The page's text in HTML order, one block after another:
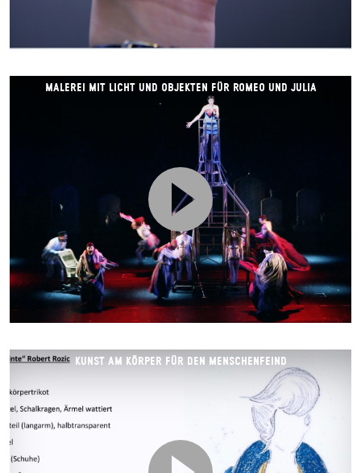
MALEREI MIT LICHT UND OBJEKTEN FÜR ROMEO UND JULIA
KUNST AM KÖRPER FÜR DEN MENSCHENFEIND